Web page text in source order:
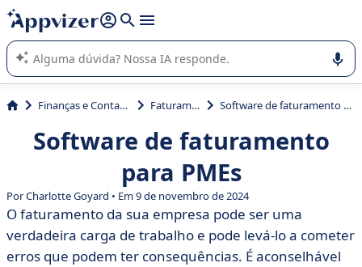
de nossa IA (várias linhas com
A IA do Appvizer o orienta no uso ou na seleção de software
SaaS para sua empresa.
Finanças e Contabilidade Faturamento Software de faturamento para PMEs
Software de faturamento
para PMEs
Por Charlotte Goyard • Em 9 de novembro de 2024
O faturamento da sua empresa pode ser uma
verdadeira carga de trabalho e pode levá-lo a cometer
erros que podem ter consequências. É aconselhável